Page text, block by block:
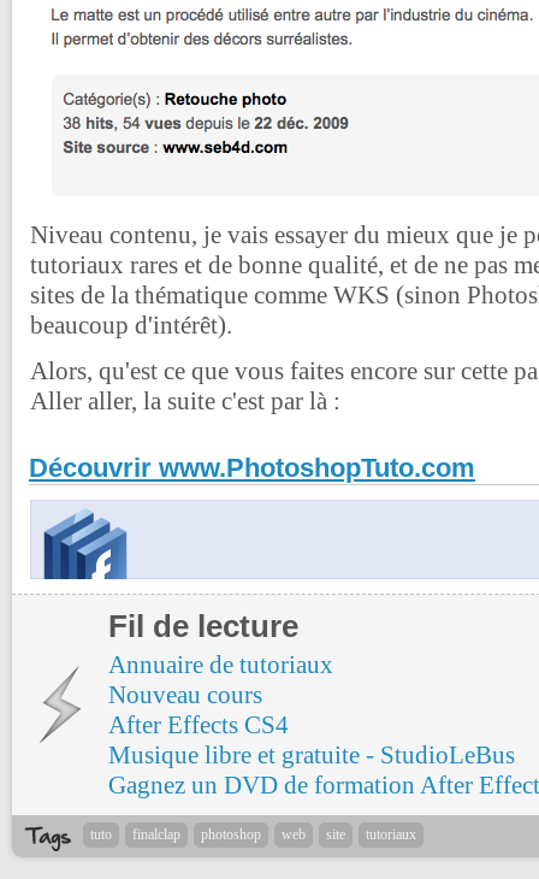
Niveau contenu, je vais essayer du mieux que je
tutoriaux rares et de bonne qualité, et de ne pas
sites de la thématique comme WKS (sinon
beaucoup d'intérêt).
Alors, qu'est ce que vous faites encore sur cette
Aller aller, la suite c'est par là :
Découvrir www.PhotoshopTuto.com
Fil de lecture
Annuaire de tutoriaux
Nouveau cours
After Effects CS4
Musique libre et gratuite - StudioLeBus
Gagnez un DVD de formation After
tuto finalclap photoshop web site tutoriaux